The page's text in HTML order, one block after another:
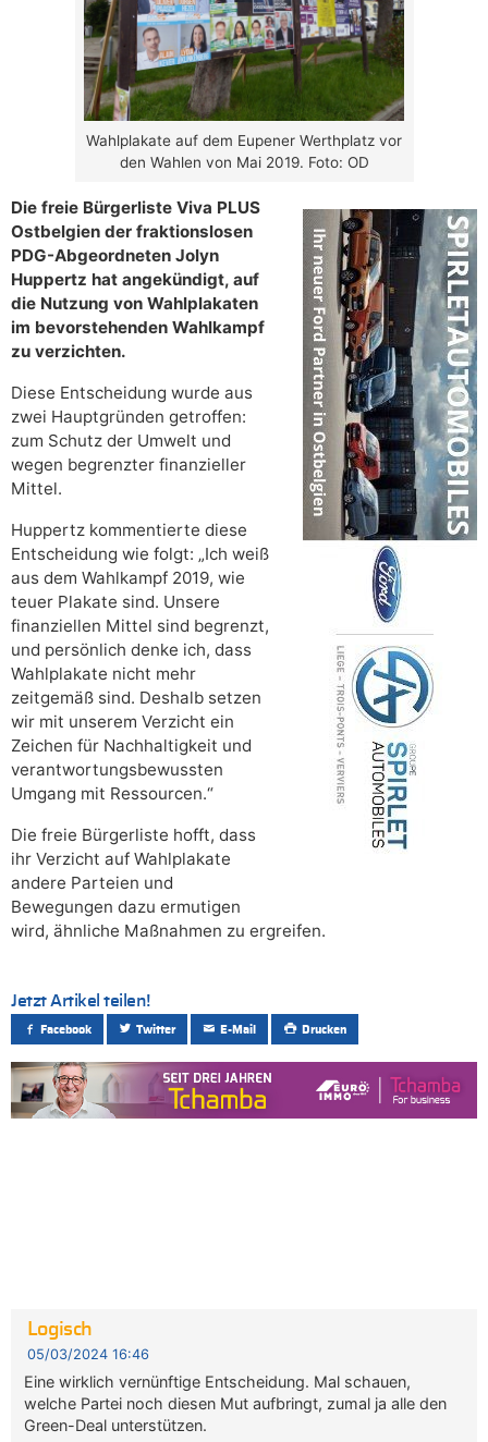
Wahlplakate auf dem Eupener Werthplatz vor
den Wahlen von Mai 2019. Foto: OD
Die freie Bürgerliste Viva PLUS
Ostbelgien der fraktionslosen
PDG-Abgeordneten Jolyn
Huppertz hat angekündigt, auf
die Nutzung von Wahlplakaten
im bevorstehenden Wahlkampf
zu verzichten.
Diese Entscheidung wurde aus
zwei Hauptgründen getroffen:
zum Schutz der Umwelt und
wegen begrenzter finanzieller
Mittel.
Huppertz kommentierte diese
Entscheidung wie folgt: „Ich weiß
aus dem Wahlkampf 2019, wie
teuer Plakate sind. Unsere
finanziellen Mittel sind begrenzt,
und persönlich denke ich, dass
Wahlplakate nicht mehr
zeitgemäß sind. Deshalb setzen
wir mit unserem Verzicht ein
Zeichen für Nachhaltigkeit und
verantwortungsbewussten
Umgang mit Ressourcen.“
Die freie Bürgerliste hofft, dass
ihr Verzicht auf Wahlplakate
andere Parteien und
Bewegungen dazu ermutigen
wird, ähnliche Maßnahmen zu ergreifen.
Jetzt Artikel teilen!
Facebook Twitter E-Mail Drucken
Logisch
05/03/2024 16:46
Eine wirklich vernünftige Entscheidung. Mal schauen,
welche Partei noch diesen Mut aufbringt, zumal ja alle den
Green-Deal unterstützen.